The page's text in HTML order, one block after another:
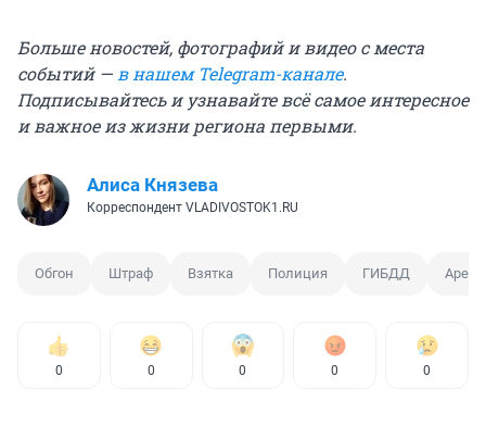
Больше новостей, фотографий и видео с места
событий —в нашем Telegram-канале.
Подписывайтесь и узнавайте всё самое интересное
и важное из жизни региона первыми.
Алиса Князева
Корреспондент VLADIVOSTOK1.RU
Обгон Штраф Взятка Полиция ГИБДД Арест
0 0 0 0 0